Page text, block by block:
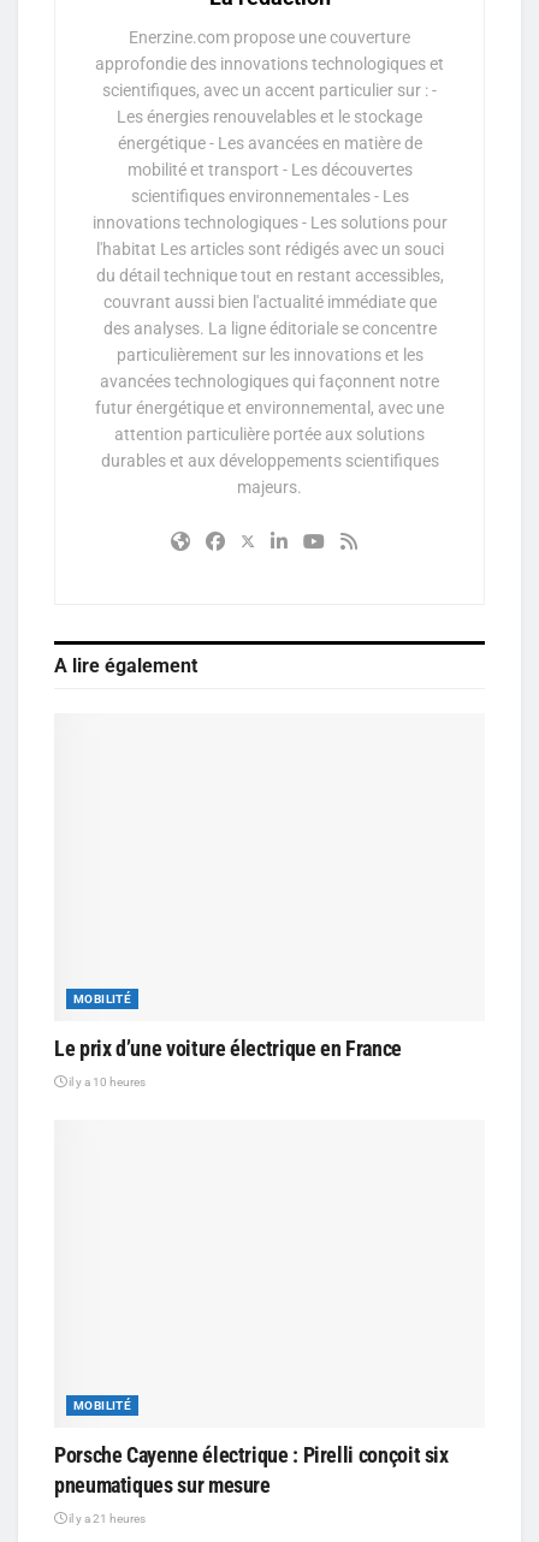
Enerzine.com propose une couverture
approfondie des innovations technologiques et
scientifiques, avec un accent particulier sur : -
Les énergies renouvelables et le stockage
énergétique - Les avancées en matière de
mobilité et transport - Les découvertes
scientifiques environnementales - Les
innovations technologiques - Les solutions pour
l'habitat Les articles sont rédigés avec un souci
du détail technique tout en restant accessibles,
couvrant aussi bien l'actualité immédiate que
des analyses. La ligne éditoriale se concentre
particulièrement sur les innovations et les
avancées technologiques qui façonnent notre
futur énergétique et environnemental, avec une
attention particulière portée aux solutions
durables et aux développements scientifiques
majeurs.
A lire également
MOBILITÉ
Le prix d’une voiture électrique en France
il y a 10 heures
MOBILITÉ
Porsche Cayenne électrique : Pirelli conçoit six
pneumatiques sur mesure
il y a 21 heures